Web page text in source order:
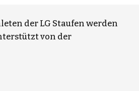
der LG Staufen werden
von der